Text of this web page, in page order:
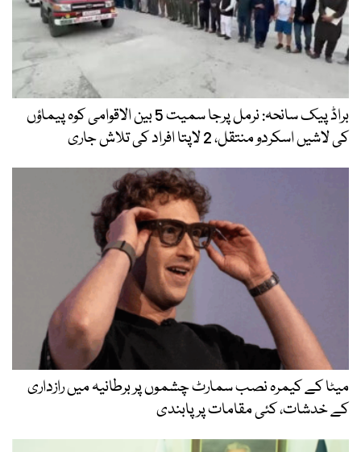
براڈ پیک سانحہ: نرمل پرجا سمیت 5 بین الاقوامی کوہ پیماؤں
کی لاشیں اسکردو منتقل، 2 لاپتا افراد کی تلاش جاری
میٹا کے کیمرہ نصب سمارٹ چشموں پر برطانیہ میں رازداری
کے خدشات، کئی مقامات پر پابندی